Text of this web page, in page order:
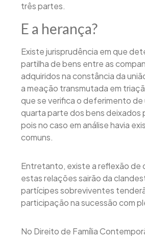
três partes.
E a herança?
Existe jurisprudência em que
partilha de bens entre as
adquiridos na constância da
a meação transmutada em
que se verifica o deferimento
quarta parte dos bens deixados
pois no caso em análise havia
comuns.
Entretanto, existe a reflexão de
estas relações sairão da
partícipes sobreviventes
participação na sucessão com
No Direito de Família